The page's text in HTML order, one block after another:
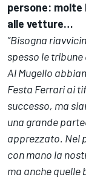
persone: molte
alle vetture…
”Bisogna
spesso le
Al Mugello
Festa Ferrari ai
successo, ma
una grande
apprezzato. Nel
con mano la
ma anche quelle